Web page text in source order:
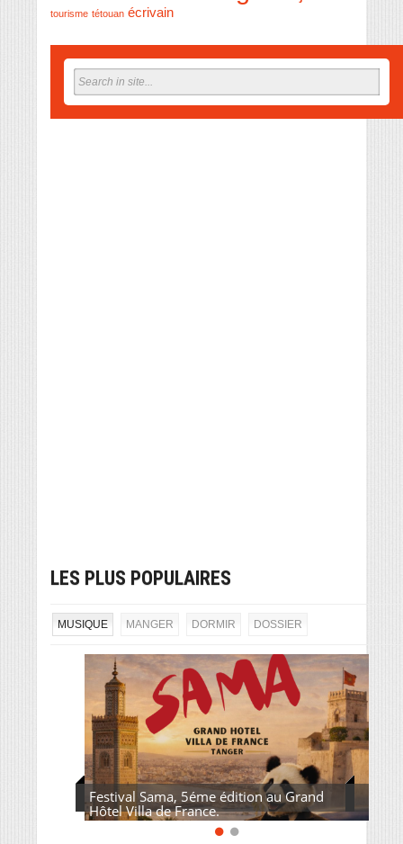
tourisme tétouan écrivain
LES PLUS POPULAIRES
MUSIQUE MANGER DORMIR DOSSIER
Festival Sama, 5éme édition au Grand
Hôtel Villa de France.